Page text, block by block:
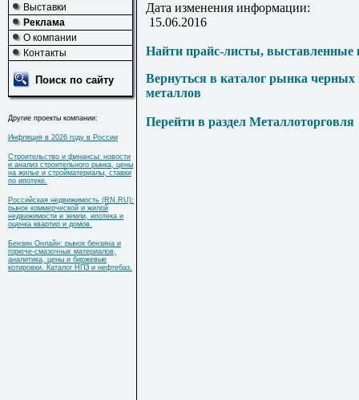
Выставки
Реклама
О компании
Контакты
Поиск по сайту
Другие проекты компании:
Инфляция в 2026 году в России
Строительство и финансы: новости
и анализ строительного рынка, цены
на жилье и стройматериалы, ставки
по ипотеке.
Российская недвижимость (RN.RU):
рынок коммерческой и жилой
недвижимости и земли, ипотека и
оценка квартир и домов.
Бензин Онлайн: рынок бензина и
горюче-смазочных материалов,
аналитика, цены и биржевые
котировки. Каталог НПЗ и нефтебаз.
Дата изменения информации:
15.06.2016
Найти прайс-листы, выставленные
Вернуться в каталог рынка
металлов
Перейти в раздел Металлоторговля